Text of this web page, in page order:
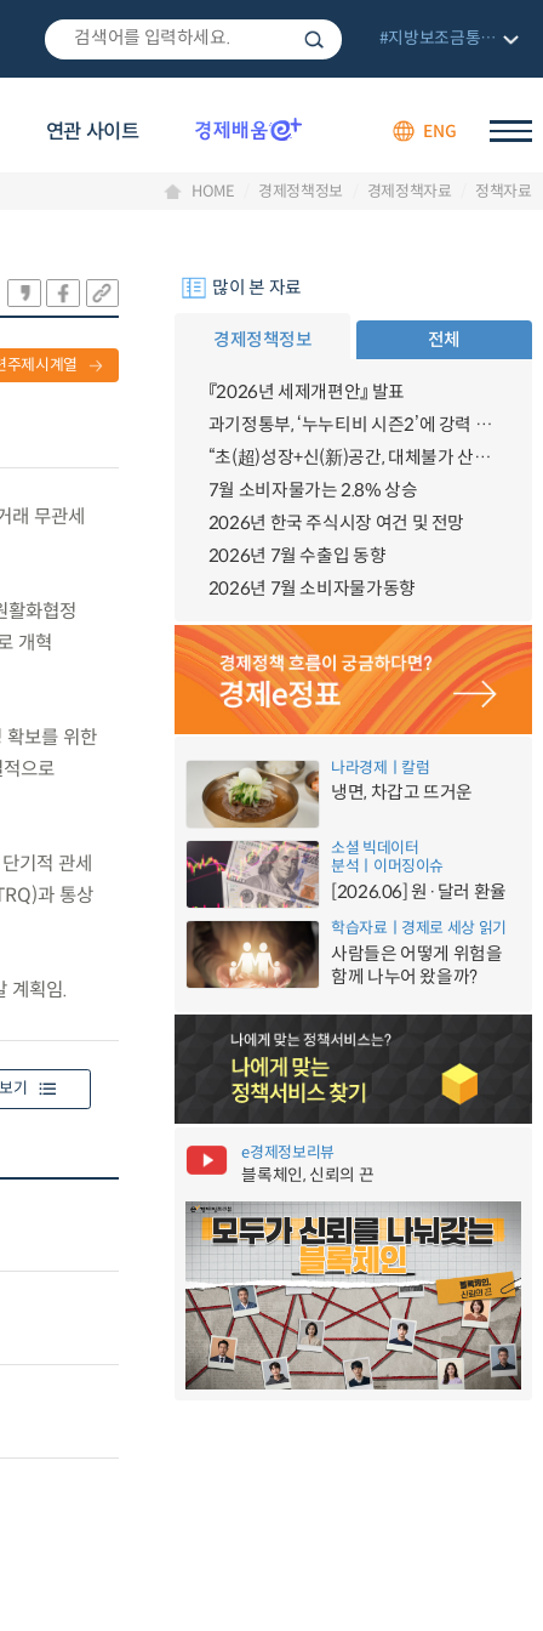
연관 사이트 ENG
#지방보조금통합관리망
HOME 경제정책정보 경제정책자료 정책자료
주제시계열
래 무관세
활화협정
개혁
확보를 위한
으로
기적 관세
과 통상
계획임.
기
많이 본 자료
경제정책정보 전체
『2026년 세제개편안』 발표
과기정통부, ‘누누티비 시즌2’에 강력 대응 의지 밝혀
“초(超)성장+신(新)공간, 대체불가 산업강국”
7월 소비자물가는 2.8% 상승
2026년 한국 주식시장 여건 및 전망
2026년 7월 수출입 동향
2026년 7월 소비자물가동향
나라경제ㅣ칼럼
냉면, 차갑고 뜨거운
소셜 빅데이터
분석ㅣ이머징이슈
[2026.06] 원·달러 환율
학습자료ㅣ경제로 세상 읽기
사람들은 어떻게 위험을
함께 나누어 왔을까?
e경제정보리뷰
블록체인, 신뢰의 끈